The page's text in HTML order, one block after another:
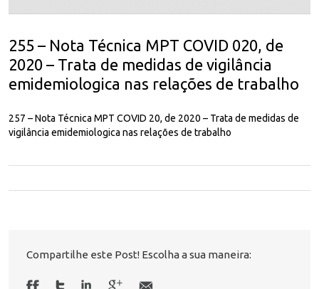
255 – Nota Técnica MPT COVID 020, de
2020 – Trata de medidas de vigilância
emidemiologica nas relações de trabalho
257 – Nota Técnica MPT COVID 20, de 2020 – Trata de medidas de
vigilância emidemiologica nas relações de trabalho
Compartilhe este Post! Escolha a sua maneira: